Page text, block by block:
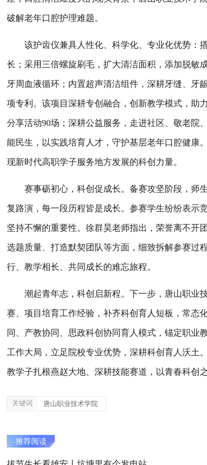
破解老年口腔护理难题。
该护齿仪兼具人性化、科学化、专业化优势：
长；采用三倍螺旋刷毛，扩大清洁面积，添加脱敏
牙周血液循环；内置超声清洁组件，深耕牙缝、牙
项专利。该项目深耕专创融合，创新教学模式，助
分享活动90场；深耕公益服务，走进社区、敬老院
能民生，以实践培育人才，守护基层老年口腔健康
现新时代高职学子服务地方发展的科创力量。
赛事砺初心，科创促成长。备赛攻坚阶段，师
复路演，每一段历程皆是成长。参赛学生纷纷表示
坚持不懈的重要性。徐群昊老师指出，荣誉离不开
选题质量、打造默契团队等方面，细致拆解参赛过
行、教学相长、共同成长的难忘旅程。
潮起青年志，科创启新程。下一步，唐山职业
赛、项目培育工作经验，补齐科创育人短板，常态
同、产教协同、思政科创协同育人模式，锚定职业
工作大局，立足院校专业优势，深耕科创育人沃土
教学子扎根燕赵大地、深耕技能赛道，以青春科创
关键词 唐山职业技术学院
推荐阅读